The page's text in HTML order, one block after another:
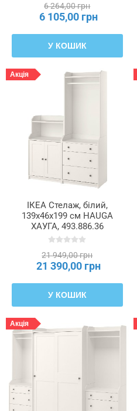
Кількість
Кількість
вміщається
шафці
Кількість
Кількість
полиць
з
плити
Кількість
центральних
6 264,00 грн
6 105,00 грн
У КОШИК
Акція
ІКЕА Стелаж, білий,
139x46x199 см HAUGA
ХАУГА, 493.886.36
21 949,00 грн
21 390,00 грн
У КОШИК
Акція